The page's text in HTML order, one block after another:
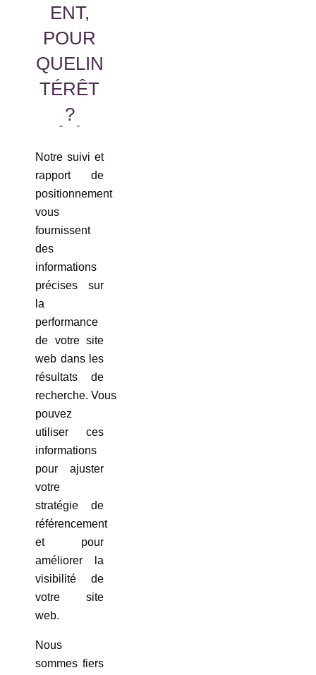
ENT,
POUR
QUELIN
TÉRÊT
?
Notre suivi et
rapport de
positionnement
vous
fournissent
des
informations
précises sur
la
performance
de votre site
web dans les
résultats de
recherche. Vous
pouvez
utiliser ces
informations
pour ajuster
votre
stratégie de
référencement
et pour
améliorer la
visibilité de
votre site
web.
Nous
sommes fiers